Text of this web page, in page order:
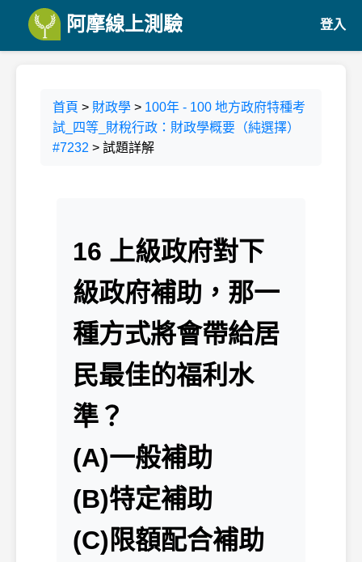
阿摩線上測驗 登入
首頁 > 財政學 > 100年 - 100 地方政府特種考
試_四等_財稅行政：財政學概要（純選擇）
#7232 > 試題詳解
16 上級政府對下
級政府補助，那一
種方式將會帶給居
民最佳的福利水
準？
(A)一般補助
(B)特定補助
(C)限額配合補助